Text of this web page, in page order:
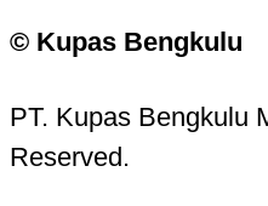
© Kupas Bengkulu
PT. Kupas Bengkulu
Reserved.